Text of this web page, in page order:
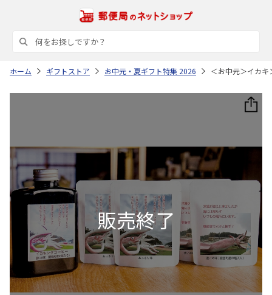
ホーム ギフトストア お中元・夏ギフト特集 2026 ＜お中元＞イカ